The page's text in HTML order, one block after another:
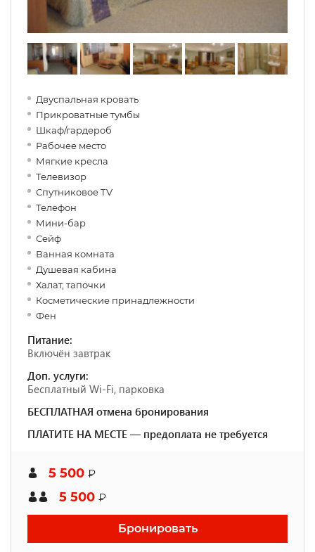
Двуспальная кровать
Прикроватные тумбы
Шкаф/гардероб
Рабочее место
Мягкие кресла
Телевизор
Спутниковое ТV
Телефон
Мини-бар
Сейф
Ванная комната
Душевая кабина
Халат, тапочки
Косметические принадлежности
Фен
Питание:
Включён завтрак
Доп. услуги:
Бесплатный Wi-Fi, парковка
БЕСПЛАТНАЯ отмена бронирования
ПЛАТИТЕ НА МЕСТЕ — предоплата не требуется
5 500 ₽
5 500 ₽
Бронировать